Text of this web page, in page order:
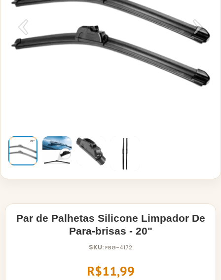
Par de Palhetas Silicone Limpador De
Para-brisas - 20"
SKU:FBG-4172
R$11,99